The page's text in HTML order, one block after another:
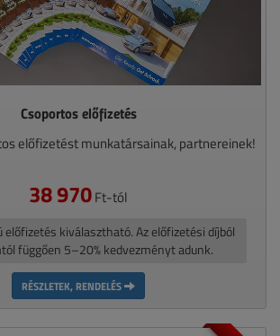
Csoportos előfizetés
előfizetést munkatársainak, partnereinek!
38 970Ft-tól
előfizetés kiválasztható. Az előfizetési díjból
függően 5–20% kedvezményt adunk.
RÉSZLETEK, RENDELÉS